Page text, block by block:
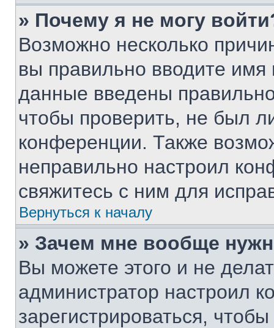
» Почему я не могу
Возможно несколько
вы правильно вводите имя
данные введены
чтобы проверить, не был
конференции. Также
неправильно настроил
свяжитесь с ним для
Вернуться к началу
» Зачем мне вообще
Вы можете этого и не
администратор настроил
зарегистрироваться,